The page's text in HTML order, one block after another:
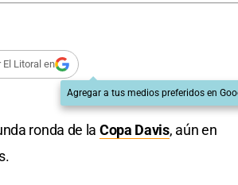
El Litoral en
Agregar a tus medios preferidos en
ronda de la Copa Davis, aún en